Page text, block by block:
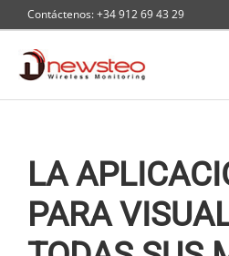
to
content
Contáctenos: +34 912 69 43 29
LA
PARA